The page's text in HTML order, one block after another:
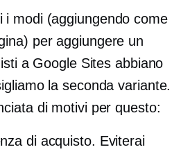
i modi (aggiungendo come
per aggiungere un
a Google Sites abbiano
la seconda variante.
di motivi per questo:
di acquisto. Eviterai